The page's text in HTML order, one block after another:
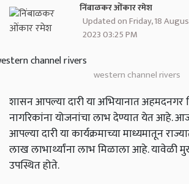
निंबाळकर ओंकार रमेश
Updated on Friday, 18
2023 03:25 PM
western channel rivers
शासन आपल्या दारी या अभियानात अहमदनगर
नागरिकांना योजनांचा लाभ देण्यात येत आहे.
आपल्या दारी या कार्यक्रमाच्या माध्यमातून
लाख लाभार्थ्यांना लाभ मिळाला आहे. यावेळी
उपस्थित होते.